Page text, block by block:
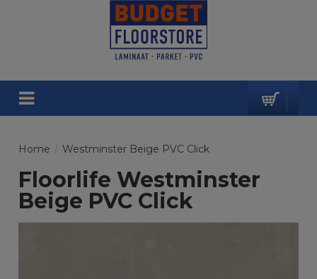
Home Westminster Beige PVC Click
Floorlife Westminster
Beige PVC Click